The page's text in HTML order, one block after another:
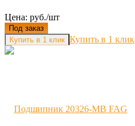
Цена: руб./шт
Под заказ
Купить в 1 клик